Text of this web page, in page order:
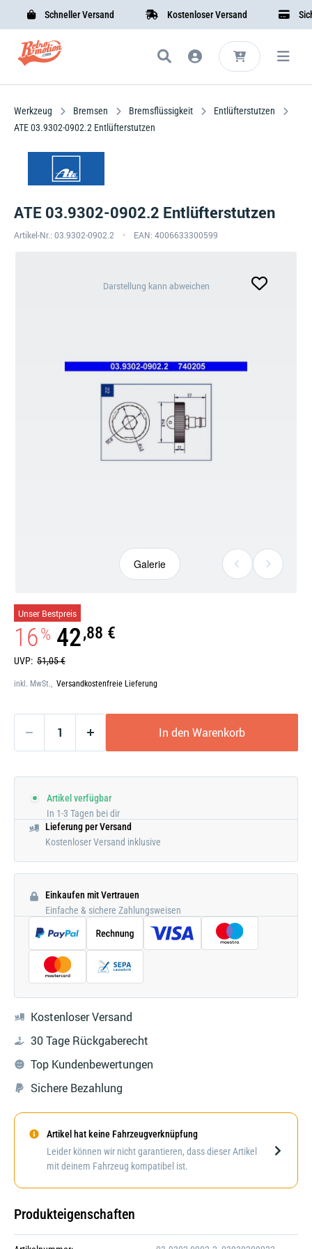
Schneller Versand Kostenloser Versand
Werkzeug Bremsen Bremsflüssigkeit
Entlüfterstutzen
ATE 03.9302-0902.2 Entlüfterstutzen
ATE 03.9302-0902.2 Entlüfterstutzen
Artikel-Nr.: 03.9302-0902.2 EAN: 4006633300599
Galerie
öffnen
Darstellung kann abweichen
Galerie
UVP: 51,05 €
16% 42,88 €
Unser Bestpreis
inkl. MwSt., Versandkostenfreie Lieferung
In den Warenkorb
Artikel verfügbar
In 1-3 Tagen bei dir
Lieferung per Versand
Kostenloser Versand inklusive
Einkaufen mit Vertrauen
Einfache & sichere Zahlungsweisen
Kostenloser Versand
30 Tage Rückgaberecht
Top Kundenbewertungen
Sichere Bezahlung
Darstellung kann abweichen
Artikel hat keine Fahrzeugverknüpfung
Leider können wir nicht garantieren, dass dieser Artikel
mit deinem Fahrzeug kompatibel ist.
Produkteigenschaften